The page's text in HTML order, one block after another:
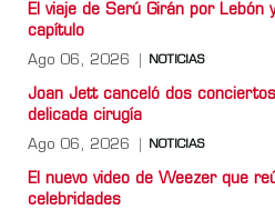
El viaje de Serú Girán por Lebón
capítulo
Ago 06, 2026 NOTICIAS
Joan Jett canceló dos
delicada cirugía
Ago 06, 2026 NOTICIAS
El nuevo video de Weezer que
celebridades